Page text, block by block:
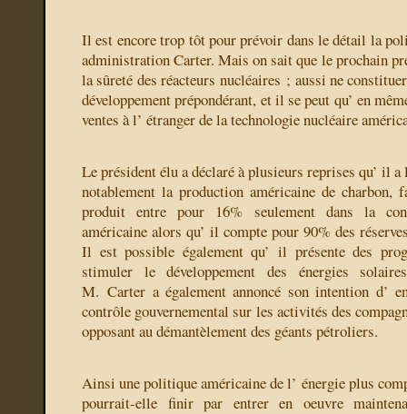
Il est encore trop tôt pour prévoir dans le détail la
administration Carter. Mais on sait que le prochain
la sûreté des réacteurs nucléaires ; aussi ne
développement prépondérant, et il se peut qu’ en
ventes à l’ étranger de la technologie nucléaire
Le président élu a déclaré à plusieurs reprises qu’ il
notablement la production américaine de charbon,
produit entre pour 16% seulement dans la
américaine alors qu’ il compte pour 90% des
Il est possible également qu’ il présente des
stimuler le développement des énergies
M. Carter a également annoncé son intention d’
contrôle gouvernemental sur les activités des
opposant au démantèlement des géants pétroliers.
Ainsi une politique américaine de l’ énergie plus
pourrait-elle finir par entrer en oeuvre